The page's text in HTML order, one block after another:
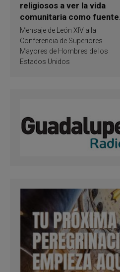
religiosos a ver la vida
comunitaria como fuente
de inspiración y
santificación
Mensaje de León XIV a la
Conferencia de Superiores
Mayores de Hombres de los
Estados Unidos